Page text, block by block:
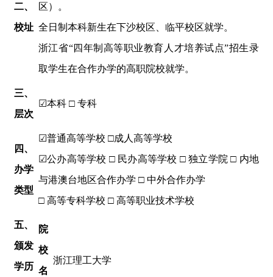
二、
校址
区）。
全日制本科新生在下沙校区、临平校区就学。
浙江省“四年制高等职业教育人才培养试点”招生录
取学生在合作办学的高职院校就学。
三、
层次
☑本科 □ 专科
四、
办学
类型
☑普通高等学校 □成人高等学校
☑公办高等学校 □ 民办高等学校 □ 独立学院 □ 内地
与港澳台地区合作办学 □ 中外合作办学
□ 高等专科学校 □ 高等职业技术学校
五、
颁发
学历
院
校
名
浙江理工大学